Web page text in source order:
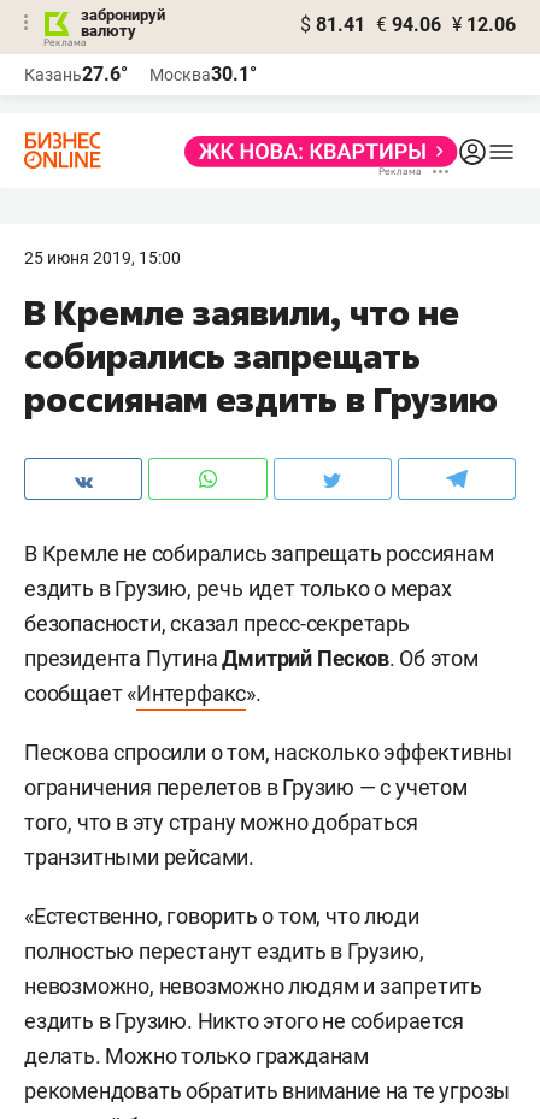
забронируй
валюту
$ 81.41 € 94.06 ¥ 12.06
Казань27.6° Москва30.1°
25 июня 2019, 15:00
В Кремле заявили, что не
собирались запрещать
россиянам ездить в Грузию
В Кремле не собирались запрещать россиянам
ездить в Грузию, речь идет только о мерах
безопасности, сказал пресс-секретарь
президента ПутинаДмитрий Песков. Об этом
сообщает «Интерфакс».
Пескова спросили о том, насколько эффективны
ограничения перелетов в Грузию — с учетом
того, что в эту страну можно добраться
транзитными рейсами.
«Естественно, говорить о том, что люди
полностью перестанут ездить в Грузию,
невозможно, невозможно людям и запретить
ездить в Грузию. Никто этого не собирается
делать. Можно только гражданам
рекомендовать обратить внимание на те угрозы